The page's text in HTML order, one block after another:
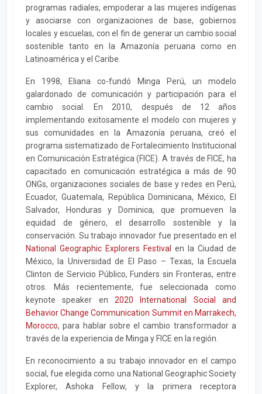
programas radiales, empoderar a las mujeres indígenas
y asociarse con organizaciones de base, gobiernos
locales y escuelas, con el fin de generar un cambio social
sostenible tanto en la Amazonía peruana como en
Latinoamérica y el Caribe.
En 1998, Eliana co-fundó Minga Perú, un modelo
galardonado de comunicación y participación para el
cambio social. En 2010, después de 12 años
implementando exitosamente el modelo con mujeres y
sus comunidades en la Amazonía peruana, creó el
programa sistematizado de Fortalecimiento Institucional
en Comunicación Estratégica (FICE). A través de FICE, ha
capacitado en comunicación estratégica a más de 90
ONGs, organizaciones sociales de base y redes en Perú,
Ecuador, Guatemala, República Dominicana, México, El
Salvador, Honduras y Dominica, que promueven la
equidad de género, el desarrollo sostenible y la
conservación. Su trabajo innovador fue presentado en el
National Geographic Explorers Festival en la Ciudad de
México, la Universidad de El Paso – Texas, la Escuela
Clinton de Servicio Público, Funders sin Fronteras, entre
otros. Más recientemente, fue seleccionada como
keynote speaker en 2020 International Social and
Behavior Change Communication Summit en Marrakech,
Morocco, para hablar sobre el cambio transformador a
través de la experiencia de Minga y FICE en la región.
En reconocimiento a su trabajo innovador en el campo
social, fue elegida como una National Geographic Society
Explorer, Ashoka Fellow, y la primera receptora